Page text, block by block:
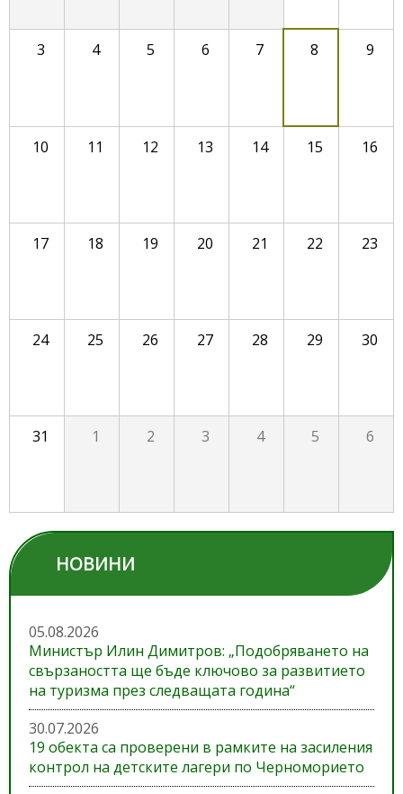
3 4 5 6 7 8 9
10 11 12 13 14 15 16
17 18 19 20 21 22 23
24 25 26 27 28 29 30
31 1 2 3 4 5 6
НОВИНИ
05.08.2026
Министър Илин Димитров: „Подобряването на
свързаността ще бъде ключово за развитието
на туризма през следващата година“
30.07.2026
19 обекта са проверени в рамките на засиления
контрол на детските лагери по Черноморието